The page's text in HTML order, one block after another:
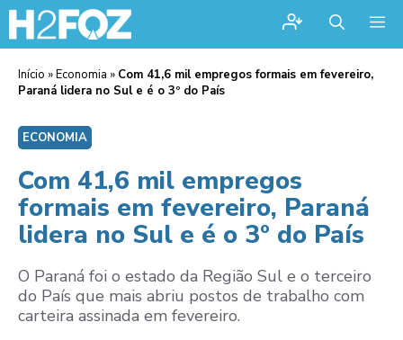
Início »Economia » Com 41,6 mil empregos formais em fevereiro,
Paraná lidera no Sul e é o 3º do País
ECONOMIA
Com 41,6 mil empregos
formais em fevereiro, Paraná
lidera no Sul e é o 3º do País
O Paraná foi o estado da Região Sul e o terceiro
do País que mais abriu postos de trabalho com
carteira assinada em fevereiro.